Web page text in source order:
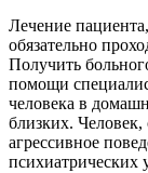
Лечение
обязательно
Получить
помощи
человека в
близких. Человек,
агрессивное
психиатрических